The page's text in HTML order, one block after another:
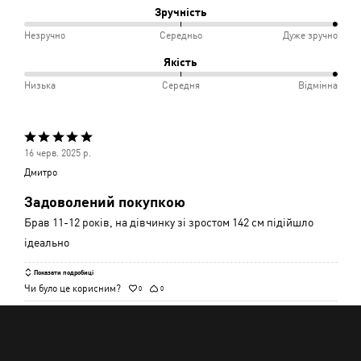
розміру
Вузько
Зручність
100%
Незручно
Незручно Середньо Дуже зручно
Якість
100%
Середня
Низька Середня Відмінна
Оцінено
5
з
5
16 черв. 2025 р.
Дмитро
Задоволений покупкою
Брав 11-12 років, на дівчинку зі зростом 142 см підійшло
ідеально
Показати подробиці
Чи було це корисним? 0 0